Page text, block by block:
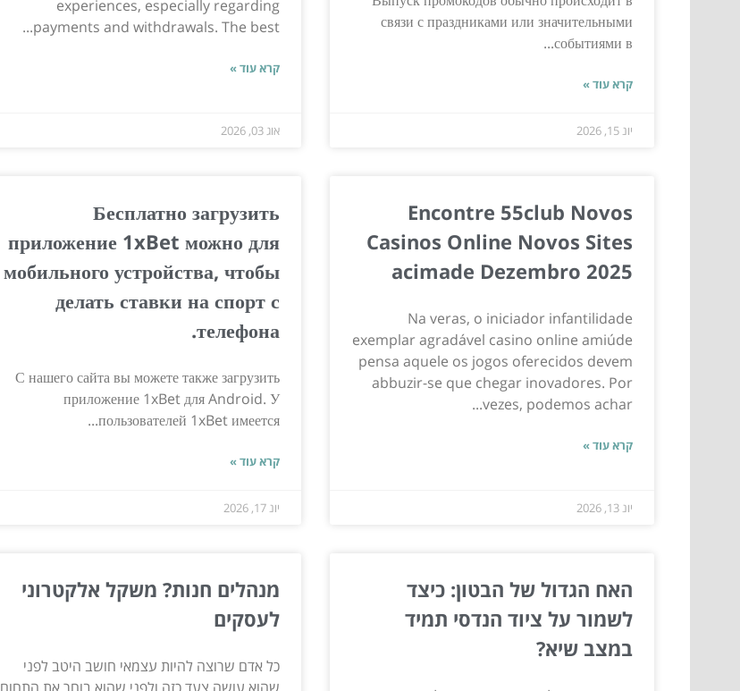
связи с праздниками или значительными
событиями в...
קרא עוד »
יונ 15, 2026
experiences, especially regarding
payments and withdrawals. The best...
קרא עוד »
אוג 03, 2026
Encontre 55club Novos
Casinos Online Novos Sites
acimade Dezembro 2025
Na veras, o iniciador infantilidade
exemplar agradável casino online amiúde
pensa aquele os jogos oferecidos devem
abbuzir-se que chegar inovadores. Por
vezes, podemos achar...
קרא עוד »
יונ 13, 2026
Бесплатно загрузить
приложение 1xBet можно для
мобильного устройства, чтобы
делать ставки на спорт с
телефона.
С нашего сайта вы можете также загрузить
приложение 1xBet для Android. У
пользователей 1xBet имеется...
קרא עוד »
יונ 17, 2026
האח הגדול של הבטון: כיצד
לשמור על ציוד הנדסי תמיד
במצב שיא?
מנהלים חנות? משקל אלקטרוני
לעסקים
כל אדם שרוצה להיות עצמאי חושב היטב לפני